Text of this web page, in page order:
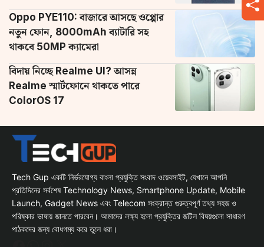
Oppo PYE110: বাজারে আসছে ওপ্পোর
নতুন ফোন, 8000mAh ব্যাটারি সহ
থাকবে 50MP ক্যামেরা
বিদায় নিচ্ছে Realme UI? আসন্ন
Realme স্মার্টফোনে থাকতে পারে
ColorOS 17
Tech Gup একটি নির্ভরযোগ্য বাংলা প্রযুক্তি সংবাদ ওয়েবসাইট, যেখানে আপনি
প্রতিদিনের সর্বশেষ Technology News, Smartphone Update, Mobile
Launch, Gadget News এবং Telecom সংক্রান্ত গুরুত্বপূর্ণ তথ্য সহজ ও
পরিষ্কার ভাষায় জানতে পারবেন। আমাদের লক্ষ্য হলো প্রযুক্তির জটিল বিষয়গুলো সাধারণ
পাঠকদের জন্য বোধগম্য করে তুলে ধরা।